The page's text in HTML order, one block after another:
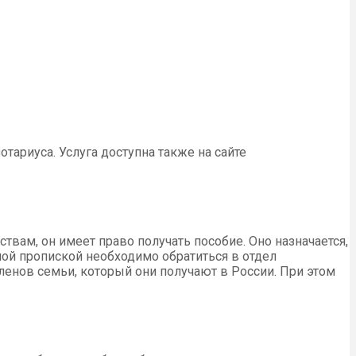
Услуга доступна также на сайте
он имеет право получать пособие. Оно назначается,
пропиской необходимо обратиться в отдел
семьи, который они получают в России. При этом